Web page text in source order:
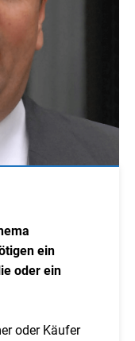
ein
oder ein
oder Käufer